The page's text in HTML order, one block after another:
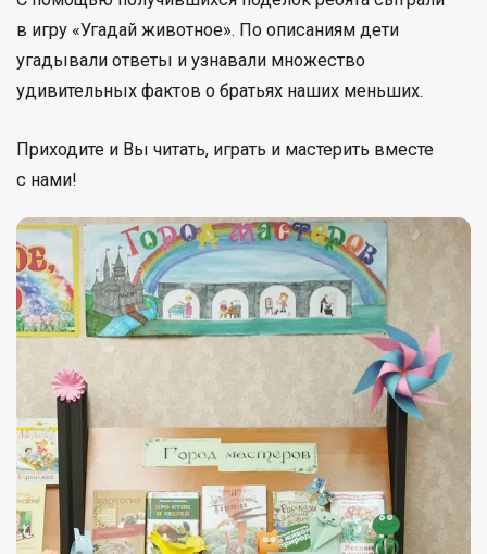
в игру «Угадай животное». По описаниям дети
угадывали ответы и узнавали множество
удивительных фактов о братьях наших меньших.
Приходите и Вы читать, играть и мастерить вместе
с нами!